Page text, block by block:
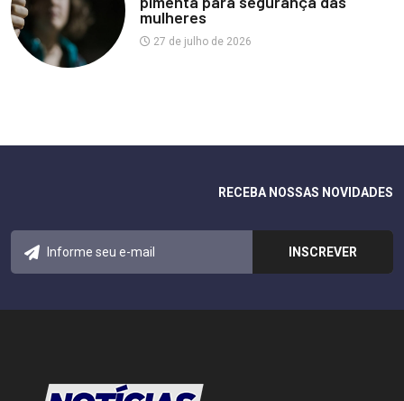
mulheres
27 de julho de 2026
RECEBA NOSSAS NOVIDADES